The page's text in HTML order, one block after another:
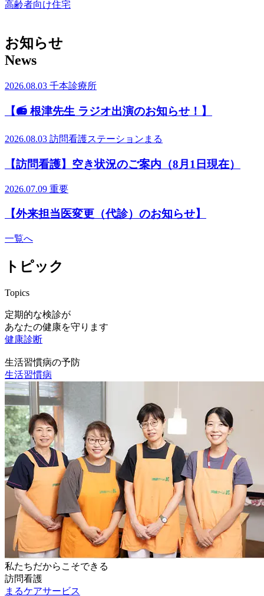
高齢者向け住宅
お知らせ
News
2026.08.03 千本診療所
【📻 根津先生 ラジオ出演のお知らせ！】
2026.08.03 訪問看護ステーションまる
【訪問看護】空き状況のご案内（8月1日現在）
2026.07.09 重要
【外来担当医変更（代診）のお知らせ】
一覧へ
トピック
Topics
定期的な検診が
あなたの健康を守ります
健康診断
生活習慣病の予防
生活習慣病
私たちだからこそできる
訪問看護
まるケアサービス